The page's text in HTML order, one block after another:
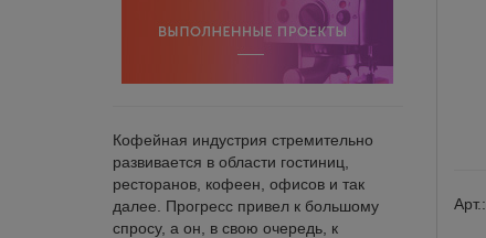
Кофейная индустрия стремительно
развивается в области гостиниц,
ресторанов, кофеен, офисов и так
далее. Прогресс привел к большому
спросу, а он, в свою очередь, к
Арт.: